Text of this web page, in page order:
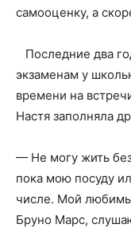
самооценку, а
Последние два
экзаменам у
времени на
Настя заполняла
— Не могу жить
пока мою посуду
числе. Мой
Бруно Марс,